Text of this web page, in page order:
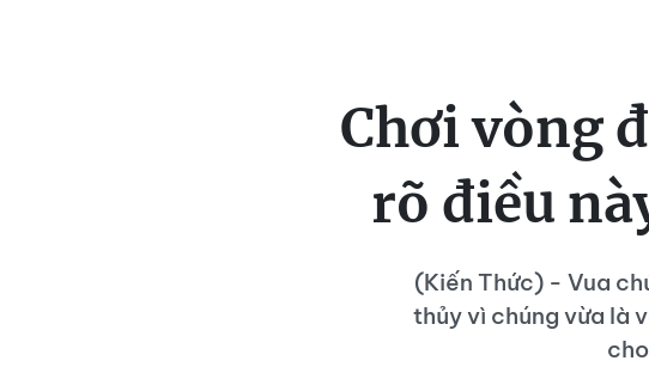
Chơi vòng
rõ điều
(Kiến Thức) - Vua
thủy vì chúng vừa là